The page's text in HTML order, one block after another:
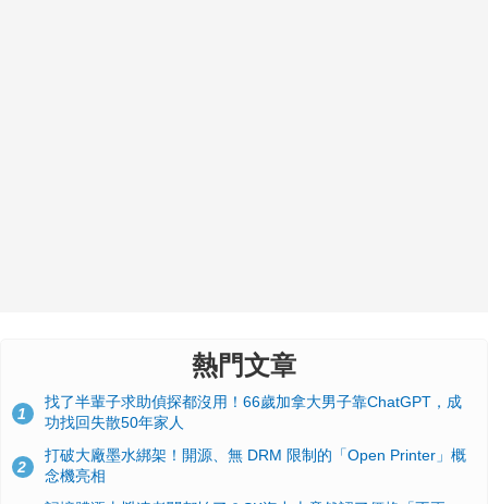
熱門文章
1
找了半輩子求助偵探都沒用！66歲加拿大男子靠ChatGPT，成
功找回失散50年家人
2
打破大廠墨水綁架！開源、無 DRM 限制的「Open Printer」概
念機亮相